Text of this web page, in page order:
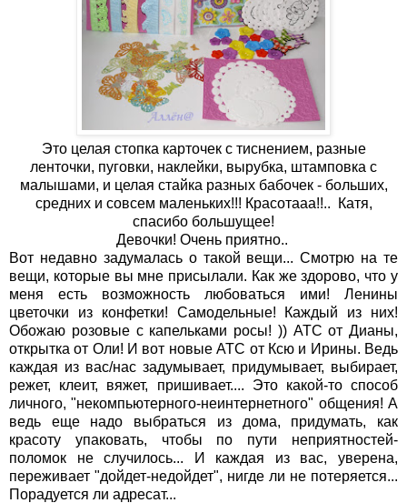
Это целая стопка карточек с тиснением, разные
ленточки, пуговки, наклейки, вырубка, штамповка с
малышами, и целая стайка разных бабочек - больших,
средних и совсем маленьких!!! Красотааа!!.. Катя,
спасибо большущее!
Девочки! Очень приятно..
Вот недавно задумалась о такой вещи... Смотрю на те
вещи, которые вы мне присылали. Как же здорово, что у
меня есть возможность любоваться ими! Ленины
цветочки из конфетки! Самодельные! Каждый из них!
Обожаю розовые с капельками росы! )) АТС от Дианы,
открытка от Оли! И вот новые АТС от Ксю и Ирины. Ведь
каждая из вас/нас задумывает, придумывает, выбирает,
режет, клеит, вяжет, пришивает.... Это какой-то способ
личного, "некомпьютерного-неинтернетного" общения! А
ведь еще надо выбраться из дома, придумать, как
красоту упаковать, чтобы по пути неприятностей-
поломок не случилось... И каждая из вас, уверена,
переживает "дойдет-недойдет", нигде ли не потеряется...
Порадуется ли адресат...